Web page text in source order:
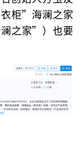
柜”海澜之家
之家”）也要